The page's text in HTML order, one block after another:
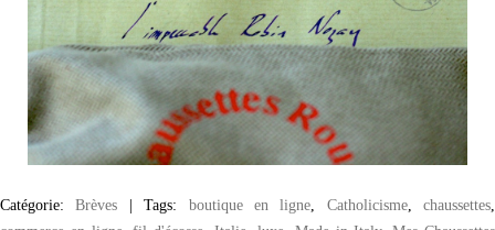
Catégorie:Brèves |Tags: boutique en ligne, Catholicisme, chaussettes,